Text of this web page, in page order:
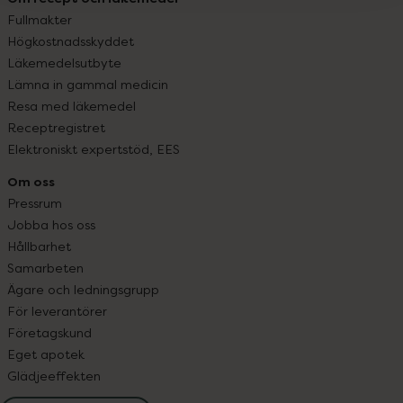
Fullmakter
Högkostnadsskyddet
Läkemedelsutbyte
Lämna in gammal medicin
Resa med läkemedel
Receptregistret
Elektroniskt expertstöd, EES
Om oss
Pressrum
Jobba hos oss
Hållbarhet
Samarbeten
Ägare och ledningsgrupp
För leverantörer
Företagskund
Eget apotek
Glädjeeffekten